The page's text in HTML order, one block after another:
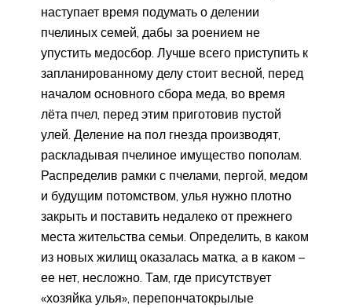
наступает время подумать о делении
пчелиных семей, дабы за роением не
упустить медосбор. Лучше всего приступить к
запланированному делу стоит весной, перед
началом основного сбора меда, во время
лёта пчел, перед этим приготовив пустой
улей. Деление на пол гнезда производят,
раскладывая пчелиное имущество пополам.
Распределив рамки с пчелами, пергой, медом
и будущим потомством, улья нужно плотно
закрыть и поставить недалеко от прежнего
места жительства семьи. Определить, в каком
из новых жилищ оказалась матка, а в каком –
ее нет, несложно. Там, где присутствует
«хозяйка улья», перепончатокрылые